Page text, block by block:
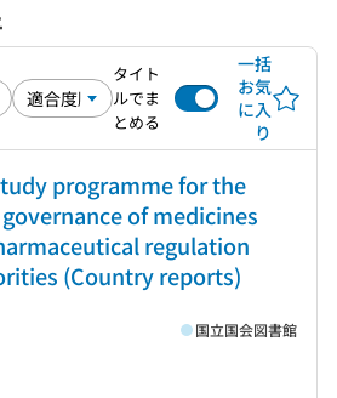
タイト
ルでま
とめる
一括
お気
に入
り
programme for the
of medicines
regulation
(Country reports)
国立国会図書館